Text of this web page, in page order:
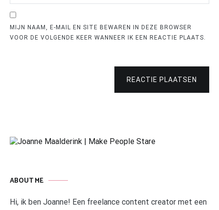
MIJN NAAM, E-MAIL EN SITE BEWAREN IN DEZE BROWSER
VOOR DE VOLGENDE KEER WANNEER IK EEN REACTIE PLAATS.
REACTIE PLAATSEN
ABOUT ME
Hi, ik ben Joanne! Een freelance content creator met een